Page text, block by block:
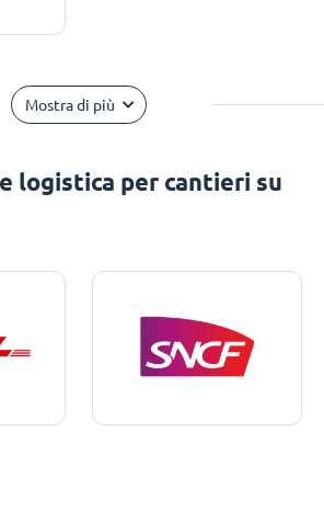
Mostra di più
logistica per cantieri su